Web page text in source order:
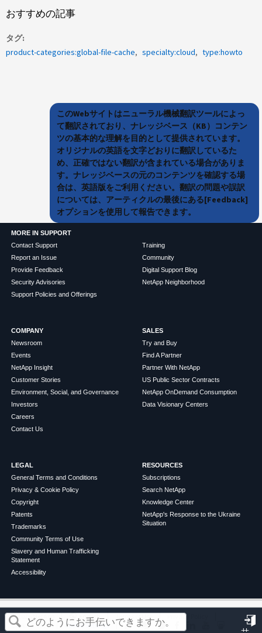
この記事は役に立ちましたか？
おすすめの記事
タグ
product-categories:global-file-cache
specialty:cloud type:howto
このWebサイトはニューラル機械翻訳ツールによっ
て翻訳されており、ナレッジベース（KB）コンテン
ツの基本的な理解を目的として提供されています。
オリジナルの英語を文字どおりに翻訳しているた
め、正確ではない翻訳が含まれている場合がありま
す。ナレッジベースの元のコンテンツを確認する場
合は、英語版をご利用ください。翻訳の問題や誤訳
については、アーティクルの最後にある[Feedback]
オプションを使用して報告できます。
MORE IN SUPPORT
Contact Support
Report an Issue
Provide Feedback
Security Advisories
Support Policies and Offerings
Training
Community
Digital Support Blog
NetApp Neighborhood
COMPANY
Newsroom
Events
NetApp Insight
Customer Stories
Environment, Social, and Governance
Investors
Careers
Contact Us
SALES
Try and Buy
Find A Partner
Partner With NetApp
US Public Sector Contracts
NetApp OnDemand Consumption
Data Visionary Centers
LEGAL
General Terms and Conditions
Privacy & Cookie Policy
Copyright
Patents
Trademarks
Community Terms of Use
Slavery and Human Trafficking
Statement
Accessibility
RESOURCES
Subscriptions
Search NetApp
Knowledge Center
NetApp's Response to the Ukraine
Situation
©2026NetApp English Terms of Use
Privacy Policy
Cookie Policy
Cookie Settings